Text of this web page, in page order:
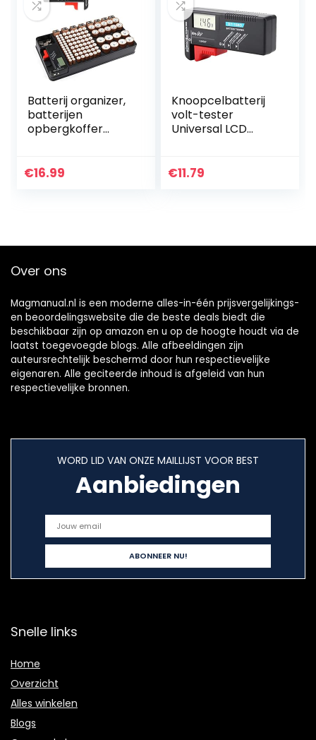
Batterij organizer,
batterijen
opbergkoffer
verschillende
€16.99
Knoopcelbatterij
volt-tester
Universal LCD
€11.79
Over ons
Magmanual.nl is een moderne alles-in-één prijsvergelijkings-
en beoordelingswebsite die de beste deals biedt die
beschikbaar zijn op amazon en u op de hoogte houdt via de
laatst toegevoegde blogs. Alle afbeeldingen zijn
auteursrechtelijk beschermd door hun respectievelijke
eigenaren. Alle geciteerde inhoud is afgeleid van hun
respectievelijke bronnen.
WORD LID VAN ONZE MAILLIJST VOOR BEST
Aanbiedingen
Snelle links
Home
Overzicht
Alles winkelen
Blogs